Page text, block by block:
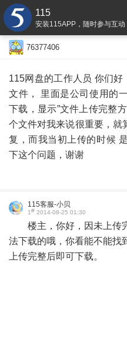
115
安装115APP，随时参与互动
76377406
115网盘的工作人员 你们
文件， 里面是公司使用的
下载，显示”文件上传完整
个文件对我来说很重要，就
复，而我当初上传的时候
下这个问题，谢谢
115客服-小贝
1# 2014-08-25 01:30
楼主，你好，因未上传
法下载的哦，你看能不能找
上传完整后即可下载。